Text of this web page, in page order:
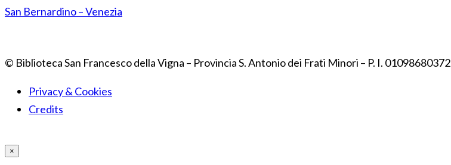
San Bernardino – Venezia
© Biblioteca San Francesco della Vigna – Provincia S. Antonio dei Frati Minori – P. I. 01098680372
Privacy & Cookies
Credits
×